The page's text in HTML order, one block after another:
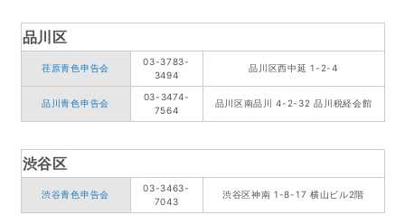
品川区
荏原青色申告会
03-3783-
3494
品川区西中延 1-2-4
品川青色申告会
03-3474-
7564
品川区南品川 4-2-32 品川税経会館
渋谷区
渋谷青色申告会
03-3463-
7043
渋谷区神南 1-8-17 横山ビル2階